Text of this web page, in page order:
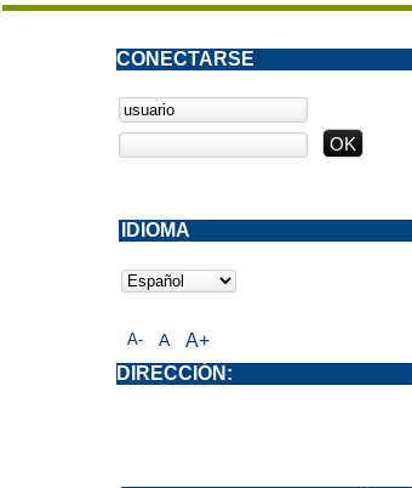
A- A A+
CONECTARSE
DIRECCIÓN:
IDIOMA